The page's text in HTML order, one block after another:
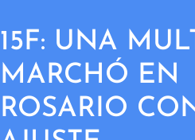
15F: UNA
MARCHÓ EN
ROSARIO